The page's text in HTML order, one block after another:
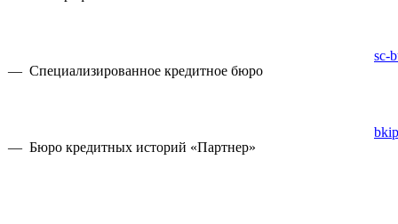
— Специализированное кредитное бюро
sc-
— Бюро кредитных историй «Партнер»